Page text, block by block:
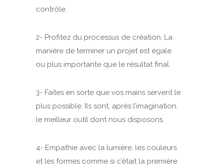
contrôle.
2- Profitez du processus de création. La
manière de terminer un projet est égale
ou plus importante que le résultat final.
3- Faites en sorte que vos mains servent le
plus possible. Ils sont, après l’imagination,
le meilleur outil dont nous disposons.
4- Empathie avec la lumière, les couleurs
et les formes comme si c’était la première